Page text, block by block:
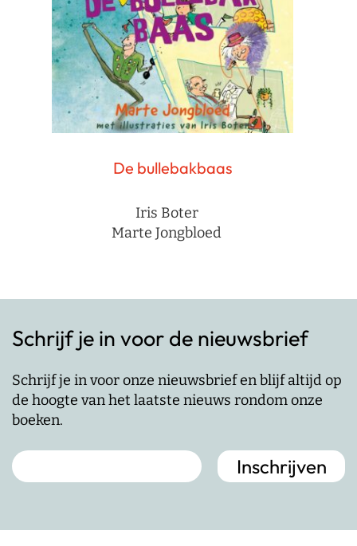
De bullebakbaas
Iris Boter
Marte Jongbloed
Schrijf je in voor de nieuwsbrief
Schrijf je in voor onze nieuwsbrief en blijf altijd op
de hoogte van het laatste nieuws rondom onze
boeken.